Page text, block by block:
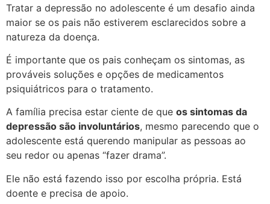
Tratar a depressão no adolescente é um desafio ainda
maior se os pais não estiverem esclarecidos sobre a
natureza da doença.
É importante que os pais conheçam os sintomas, as
prováveis soluções e opções de medicamentos
psiquiátricos para o tratamento.
A família precisa estar ciente de que os sintomas da
depressão são involuntários, mesmo parecendo que o
adolescente está querendo manipular as pessoas ao
seu redor ou apenas “fazer drama”.
Ele não está fazendo isso por escolha própria. Está
doente e precisa de apoio.